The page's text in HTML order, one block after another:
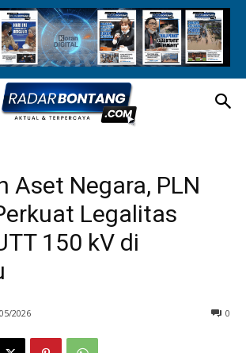
Aset Negara, PLN
Legalitas
150 kV di
2026 0